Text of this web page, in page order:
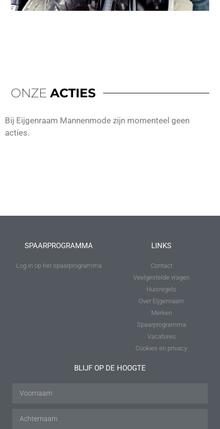
ONZEACTIES
Bij Eijgenraam Mannenmode zijn momenteel geen
acties.
SPAARPROGRAMMA
Log in op het spaarprogramma
LINKS
Contact
Veelgestelde vragen
Huisregels
Over Eijgenraam
Merken
Spaarprogramma
Vacatures
Cookies en privacy
BLIJF OP DE HOOGTE